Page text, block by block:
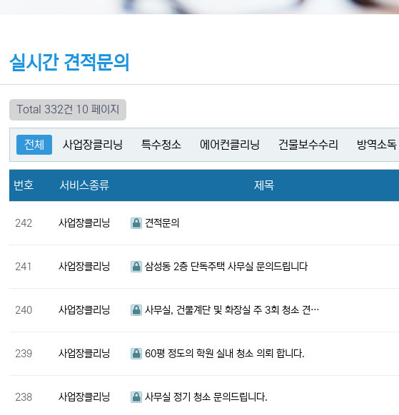
실시간 견적문의
Total 332건 10 페이지
전체 사업장클리닝 특수청소 에어컨클리닝 건물보수수리 방역소독
번호 서비스종류 제목
242 사업장클리닝 견적문의
241 사업장클리닝 삼성동 2층 단독주택 사무실 문의드립니다
240 사업장클리닝 사무실, 건물계단 및 화장실 주 3회 청소 견…
239 사업장클리닝 60평 정도의 학원 실내 청소 의뢰 합니다.
238 사업장클리닝 사무실 정기 청소 문의드립니다.